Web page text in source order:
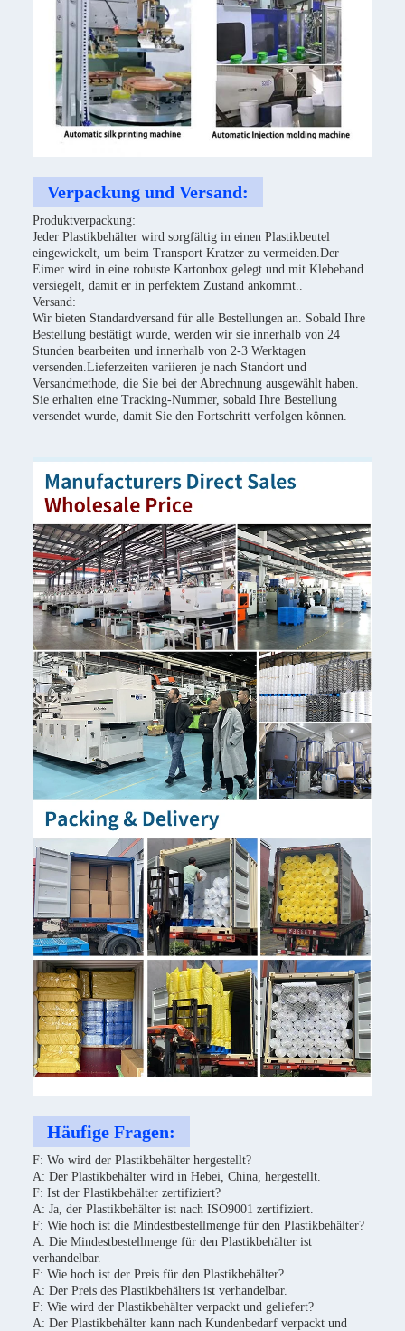
Verpackung und Versand:
Produktverpackung:
Jeder Plastikbehälter wird sorgfältig in einen Plastikbeutel
eingewickelt, um beim Transport Kratzer zu vermeiden.Der
Eimer wird in eine robuste Kartonbox gelegt und mit Klebeband
versiegelt, damit er in perfektem Zustand ankommt..
Versand:
Wir bieten Standardversand für alle Bestellungen an. Sobald Ihre
Bestellung bestätigt wurde, werden wir sie innerhalb von 24
Stunden bearbeiten und innerhalb von 2-3 Werktagen
versenden.Lieferzeiten variieren je nach Standort und
Versandmethode, die Sie bei der Abrechnung ausgewählt haben.
Sie erhalten eine Tracking-Nummer, sobald Ihre Bestellung
versendet wurde, damit Sie den Fortschritt verfolgen können.
Häufige Fragen:
F: Wo wird der Plastikbehälter hergestellt?
A: Der Plastikbehälter wird in Hebei, China, hergestellt.
F: Ist der Plastikbehälter zertifiziert?
A: Ja, der Plastikbehälter ist nach ISO9001 zertifiziert.
F: Wie hoch ist die Mindestbestellmenge für den Plastikbehälter?
A: Die Mindestbestellmenge für den Plastikbehälter ist
verhandelbar.
F: Wie hoch ist der Preis für den Plastikbehälter?
A: Der Preis des Plastikbehälters ist verhandelbar.
F: Wie wird der Plastikbehälter verpackt und geliefert?
A: Der Plastikbehälter kann nach Kundenbedarf verpackt und